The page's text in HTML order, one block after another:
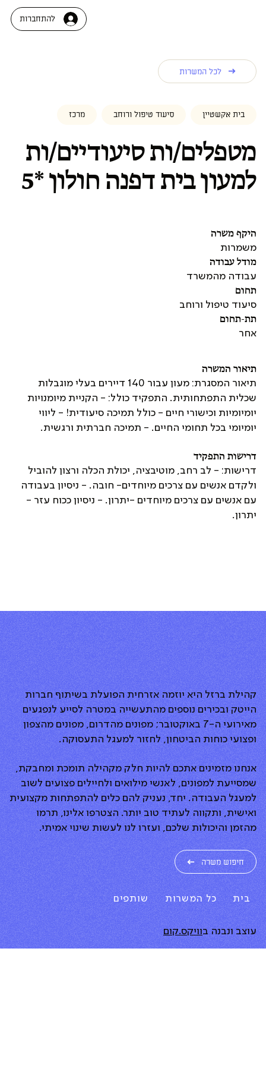
להתחברות
תיאור המשרה
תיאור המסגרת: מעון עבור 140 דיירים בעלי מוגבלות
שכלית התפתחותית. התפקיד כולל: - הקניית מיומנויות
יומיומיות וכישורי חיים - כולל תמיכה סיעודית! - ליווי
יומיומי בכל תחומי החיים. - תמיכה חברתית ורגשית.
דרישות התפקיד
דרישות: - לב רחב, מוטיבציה, יכולת הכלה ורצון להוביל
ולקדם אנשים עם צרכים מיוחדים- חובה. - ניסיון בעבודה
עם אנשים עם צרכים מיוחדים -יתרון. - ניסיון ככוח עזר -
יתרון.
לכל המשרות
מטפלים/ות סיעודיים/ות
למעון בית דפנה חולון *5
בית אקשטיין סיעוד טיפול ורוחב מרכז
היקף משרה
משמרות
מודל עבודה
עבודה מהמשרד
תחום
סיעוד טיפול ורוחב
תת-תחום
אחר
קהילת ברזל היא יוזמה אזרחית הפועלת בשיתוף חברות
הייטק ובכירים נוספים מהתעשייה במטרה לסייע לנפגעים
מאירועי ה-7 באוקטובר; מפונים מהדרום, מפונים מהצפון
ופצועי כוחות הביטחון, לחזור למעגל התעסוקה.
אנחנו מזמינים אתכם להיות חלק מקהילה תומכת ומחבקת,
שמסייעת למפונים, לאנשי מילואים ולחיילים פצועים לשוב
למעגל העבודה. יחד, נעניק להם כלים להתפתחות מקצועית
ואישית, ותקווה לעתיד טוב יותר. הצטרפו אלינו, תרמו
מהזמן והיכולות שלכם, ועזרו לנו לעשות שינוי אמיתי.
חיפוש משרה
בית כל המשרות שותפים
עוצב ונבנה בוויקס.קום